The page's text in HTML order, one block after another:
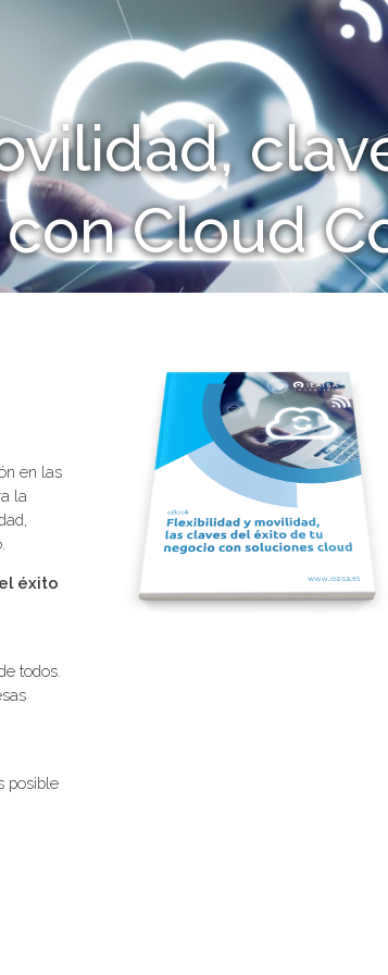
Cloud
en las
la
éxito
todos.
posible